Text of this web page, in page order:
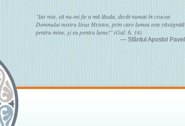
"Iar mie, să nu-mi fie a mă lăuda, decât numai în crucea
Domnului nostru Iisus Hristos, prin care lumea este răstignită
pentru mine, şi eu pentru lume!" (Gal. 6, 14)
— Sfântul Apostol Pavel